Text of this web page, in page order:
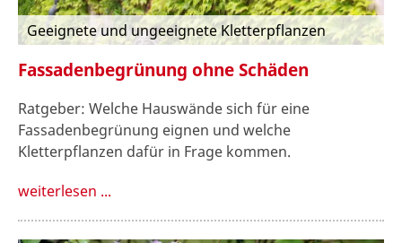
Geeignete und ungeeignete Kletterpflanzen
Fassadenbegrünung ohne Schäden
Ratgeber: Welche Hauswände sich für eine
Fassadenbegrünung eignen und welche
Kletterpflanzen dafür in Frage kommen.
weiterlesen ...